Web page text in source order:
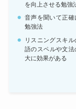
を向上させる勉強
音声を聞いて正確
勉強法
リスニングスキ
語のスペルや文
大に効果がある